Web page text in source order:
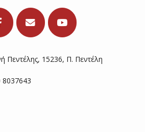
Πεντέλης, 15236, Π. Πεντέλη